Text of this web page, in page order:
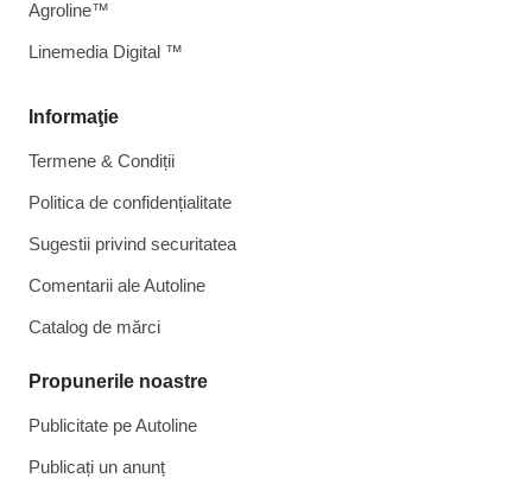
Informaţie
Termene & Condiții
Politica de confidențialitate
Sugestii privind securitatea
Comentarii ale Autoline
Catalog de mărcі
Propunerile noastre
Publicitate pe Autoline
Publicați un anunț
Agroline™
Linemedia Digital ™